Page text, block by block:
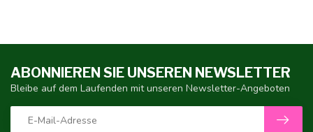
ABONNIEREN SIE UNSEREN NEWSLETTER
Bleibe auf dem Laufenden mit unseren Newsletter-Angeboten